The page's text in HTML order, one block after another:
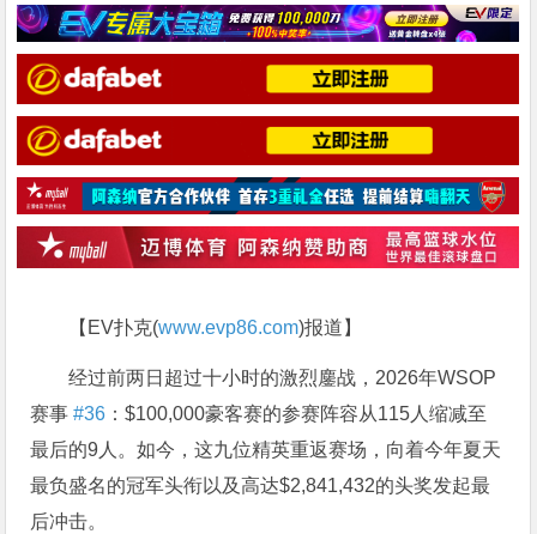
【EV扑克(www.evp86.com)报道】
经过前两日超过十小时的激烈鏖战，2026年WSOP
赛事#36 ：$100,000豪客赛的参赛阵容从115人缩减至
最后的9人。如今，这九位精英重返赛场，向着今年夏天
最负盛名的冠军头衔以及高达$2,841,432的头奖发起最
后冲击。